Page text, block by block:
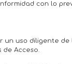
con lo
un uso diligente
de Acceso.